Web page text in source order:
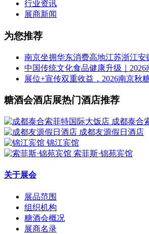
行业资讯
展商新闻
为您推荐
南京坐拥华东消费高地江苏浙江
中国传统文化食品健康升级｜
展位+宣传双重收益，2026南京秋
糖酒会酒店展热门酒店推荐
成都泰合
成都友源假日酒店
锦江宾馆
索菲斯·锦苑宾馆
关于展会
展品范围
组织机构
糖酒会概况
展商名录